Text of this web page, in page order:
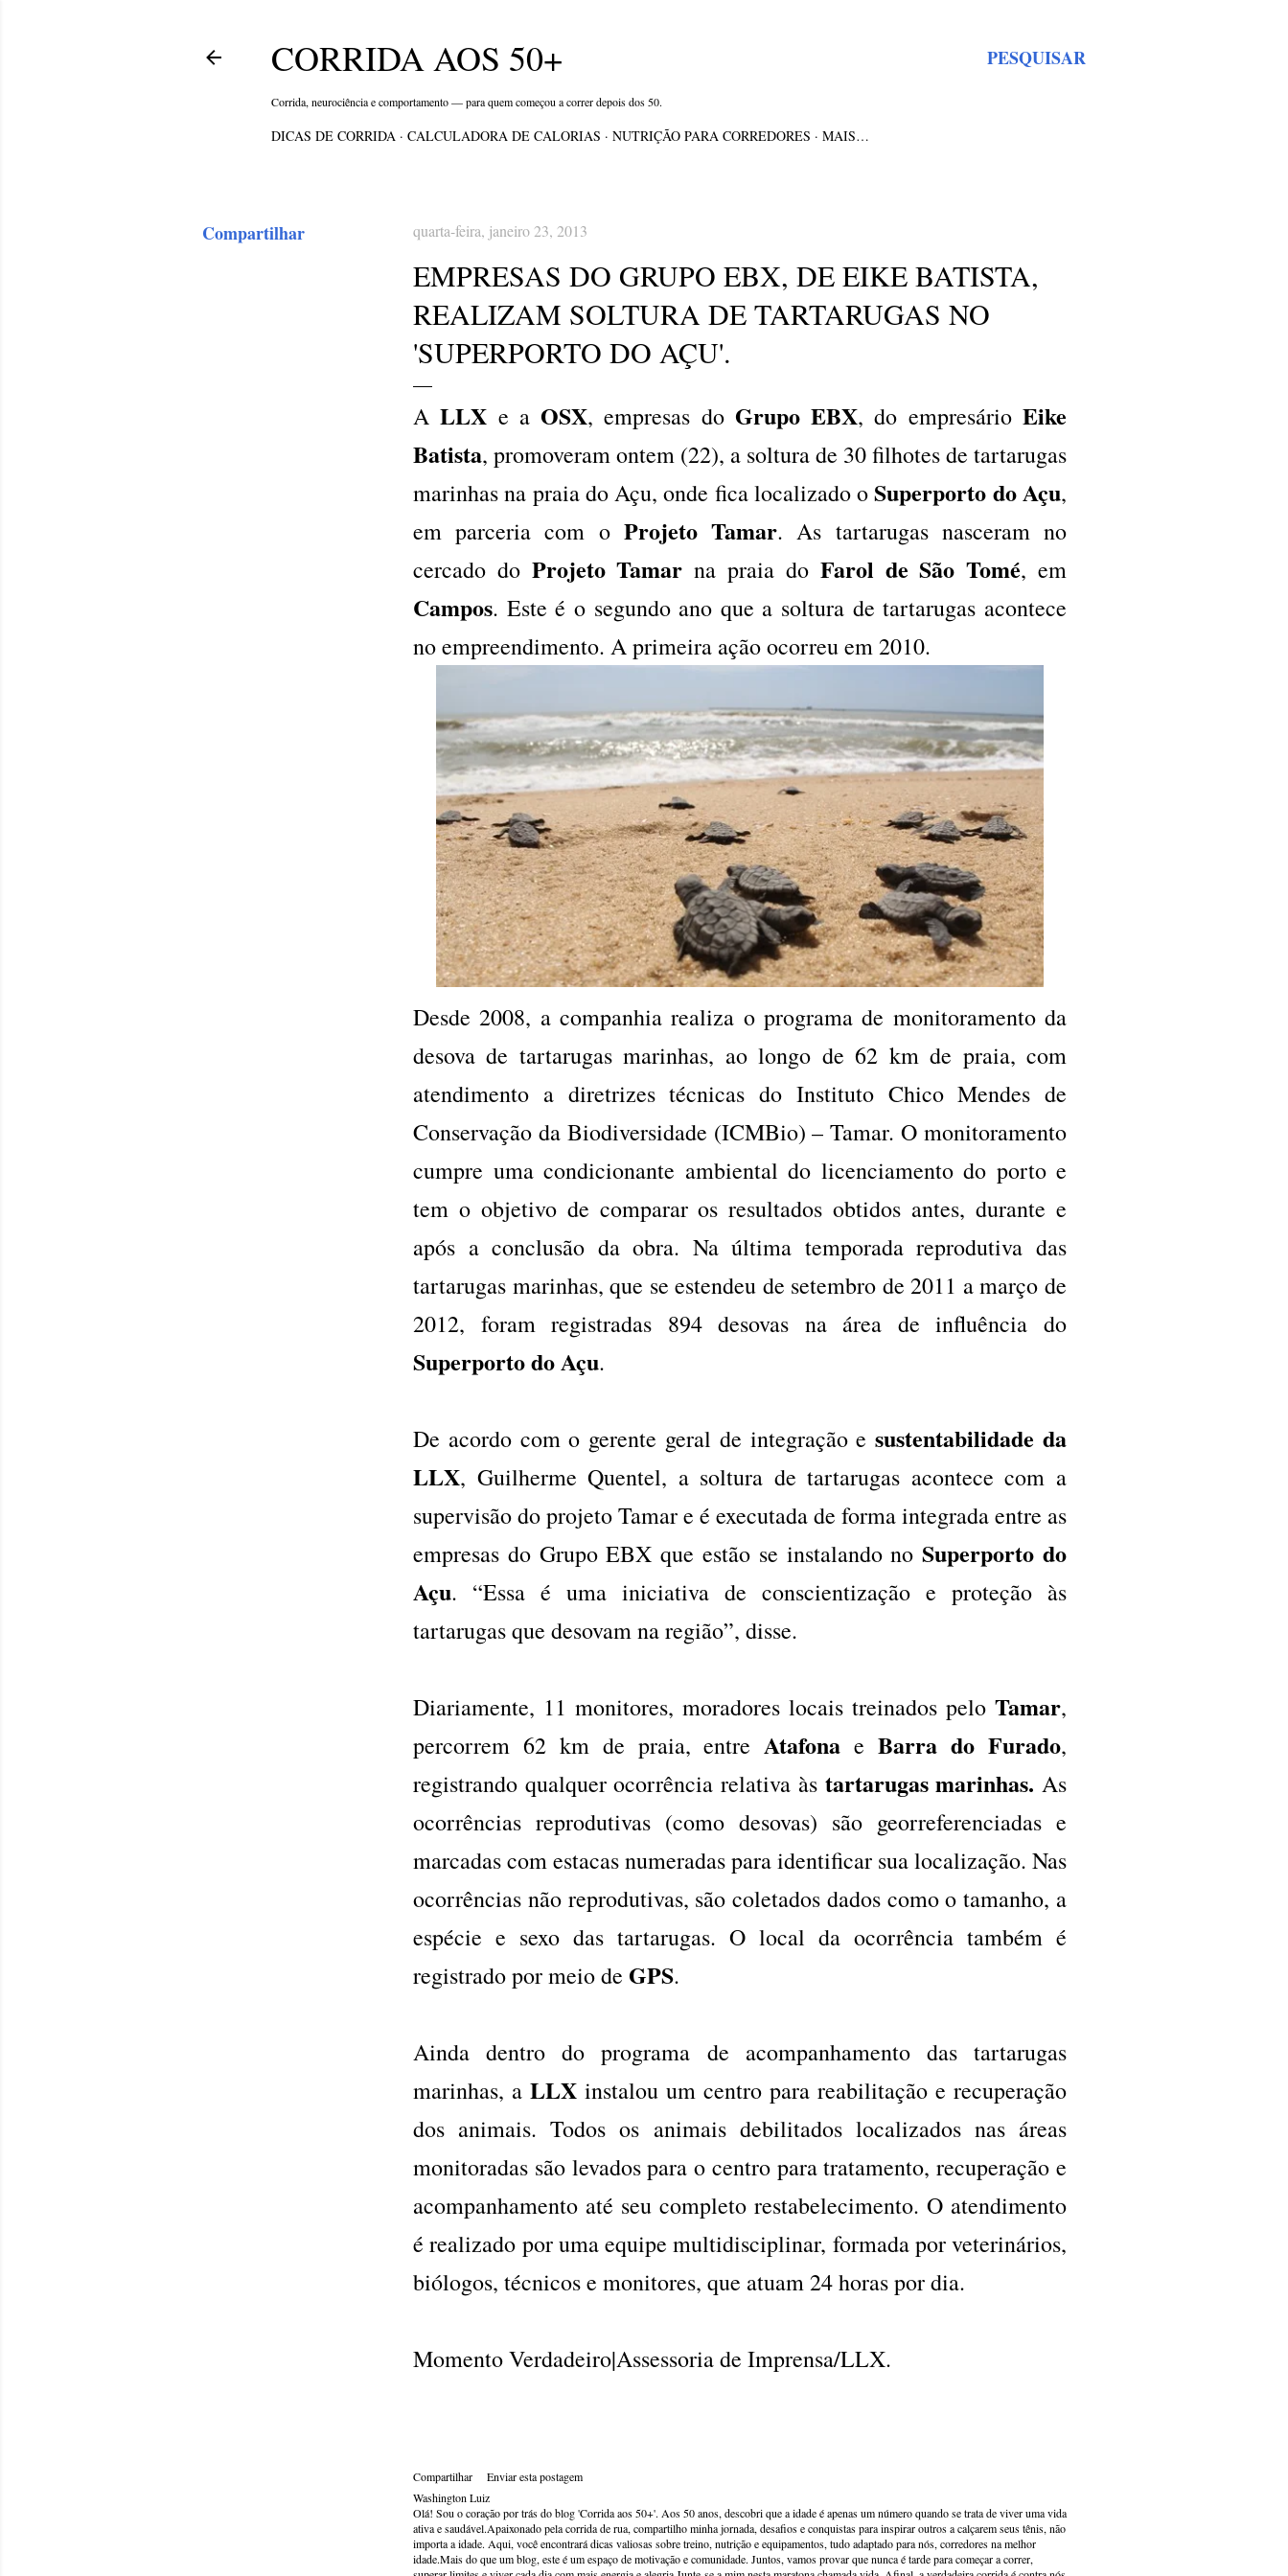
PESQUISAR
CORRIDA AOS 50+
Corrida, neurociência e comportamento — para quem começou a correr depois dos 50.
DICAS DE CORRIDA CALCULADORA DE CALORIAS NUTRIÇÃO PARA CORREDORES MAIS…
Compartilhar quarta-feira, janeiro 23, 2013
EMPRESAS DO GRUPO EBX, DE EIKE BATISTA,
REALIZAM SOLTURA DE TARTARUGAS NO
'SUPERPORTO DO AÇU'.
A LLX e aOSX, empresas do Grupo EBX, do empresárioEike
Batista, promoveram ontem (22), a soltura de 30 filhotes de tartarugas
marinhas na praia do Açu, onde fica localizado oSuperporto do Açu,
em parceria com o Projeto Tamar. As tartarugas nasceram no
cercado do Projeto Tamar na praia do Farol de São Tomé, em
Campos. Este é o segundo ano que a soltura de tartarugas acontece
no empreendimento. A primeira ação ocorreu em 2010.
Desde 2008, a companhia realiza o programa de monitoramento da
desova de tartarugas marinhas, ao longo de 62 km de praia, com
atendimento a diretrizes técnicas do Instituto Chico Mendes de
Conservação da Biodiversidade (ICMBio) – Tamar. O monitoramento
cumpre uma condicionante ambiental do licenciamento do porto e
tem o objetivo de comparar os resultados obtidos antes, durante e
após a conclusão da obra. Na última temporada reprodutiva das
tartarugas marinhas, que se estendeu de setembro de 2011 a março de
2012, foram registradas 894 desovas na área de influência do
Superporto do Açu.
De acordo com o gerente geral de integração esustentabilidade da
LLX, Guilherme Quentel, a soltura de tartarugas acontece com a
supervisão do projeto Tamar e é executada de forma integrada entre as
empresas do Grupo EBX que estão se instalando noSuperporto do
Açu. “Essa é uma iniciativa de conscientização e proteção às
tartarugas que desovam na região”, disse.
Diariamente, 11 monitores, moradores locais treinados pelo Tamar,
percorrem 62 km de praia, entreAtafonaeBarra do Furado,
registrando qualquer ocorrência relativa às tartarugas marinhas. As
ocorrências reprodutivas (como desovas) são georreferenciadas e
marcadas com estacas numeradas para identificar sua localização. Nas
ocorrências não reprodutivas, são coletados dados como o tamanho, a
espécie e sexo das tartarugas. O local da ocorrência também é
registrado por meio de GPS.
Ainda dentro do programa de acompanhamento das tartarugas
marinhas, a LLX instalou um centro para reabilitação e recuperação
dos animais. Todos os animais debilitados localizados nas áreas
monitoradas são levados para o centro para tratamento, recuperação e
acompanhamento até seu completo restabelecimento. O atendimento
é realizado por uma equipe multidisciplinar, formada por veterinários,
biólogos, técnicos e monitores, que atuam 24 horas por dia.
Momento Verdadeiro|Assessoria de Imprensa/LLX.
Compartilhar
Enviar esta postagem
Washington Luiz
Olá! Sou o coração por trás do blog 'Corrida aos 50+'. Aos 50 anos, descobri que a idade é apenas um número quando se trata de viver uma vida
ativa e saudável.Apaixonado pela corrida de rua, compartilho minha jornada, desafios e conquistas para inspirar outros a calçarem seus tênis, não
importa a idade. Aqui, você encontrará dicas valiosas sobre treino, nutrição e equipamentos, tudo adaptado para nós, corredores na melhor
idade.Mais do que um blog, este é um espaço de motivação e comunidade. Juntos, vamos provar que nunca é tarde para começar a correr,